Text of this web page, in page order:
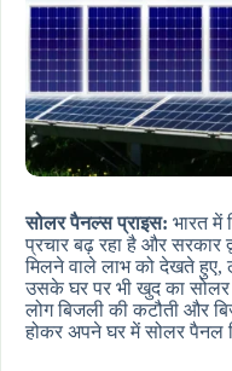
सोलर पैनल्स प्राइस: भारत में
प्रचार बढ़ रहा है और सरकार
मिलने वाले लाभ को देखते हुए,
उसके घर पर भी खुद का
लोग बिजली की कटौती और
होकर अपने घर में सोलर पैनल